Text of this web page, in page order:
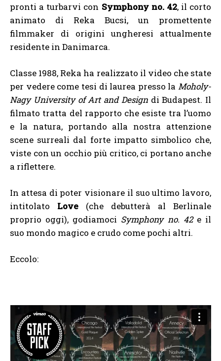
pronti a turbarvi con Symphony no. 42, il corto
animato di Reka Bucsi, un promettente
filmmaker di origini ungheresi attualmente
residente in Danimarca.
Classe 1988, Reka ha realizzato il video che state
per vedere come tesi di laurea presso la Moholy-
Nagy University of Art and Designdi Budapest. Il
filmato tratta del rapporto che esiste tra l’uomo
e la natura, portando alla nostra attenzione
scene surreali dal forte impatto simbolico che,
viste con un occhio più critico, ci portano anche
a riflettere.
In attesa di poter visionare il suo ultimo lavoro,
intitolato Love (che debutterà al Berlinale
proprio oggi), godiamoci Symphony no. 42e il
suo mondo magico e crudo come pochi altri.
Eccolo: